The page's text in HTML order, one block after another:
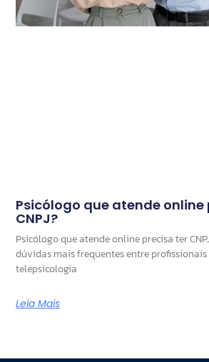
Psicólogo que atende online
CNPJ?
Psicólogo que atende online precisa ter
dúvidas mais frequentes entre
telepsicologia
Leia Mais